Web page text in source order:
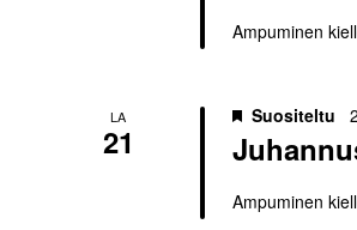
Ampuminen
LA
21
Suositeltu
Ampuminen